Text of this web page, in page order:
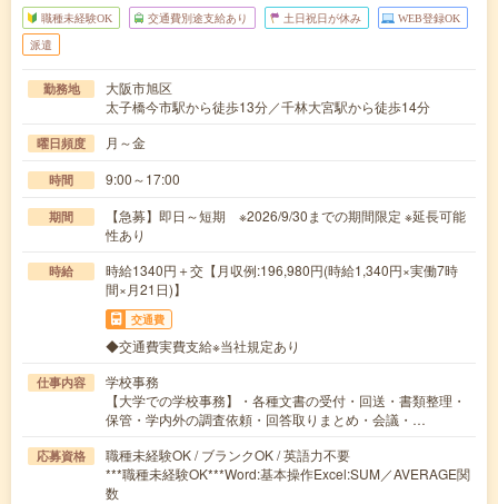
職種未経験OK 交通費別途支給あり 土日祝日が休み WEB登録OK
派遣
勤務地
大阪市旭区
太子橋今市駅から徒歩13分／千林大宮駅から徒歩14分
曜日頻度 月～金
時間 9:00～17:00
期間
【急募】即日～短期 ※2026/9/30までの期間限定 ※延長可能
性あり
時給
時給1340円＋交【月収例:196,980円(時給1,340円×実働7時
間×月21日)】
交通費
◆交通費実費支給※当社規定あり
仕事内容
学校事務
【大学での学校事務】・各種文書の受付・回送・書類整理・
保管・学内外の調査依頼・回答取りまとめ・会議・…
応募資格
職種未経験OK / ブランクOK / 英語力不要
***職種未経験OK***Word:基本操作Excel:SUM／AVERAGE関
数